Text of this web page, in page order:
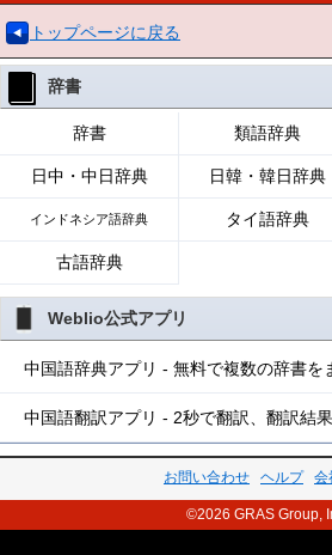
トップページに戻る
辞書
辞書 類語辞典
日中・中日辞典 日韓・韓日辞典
インドネシア語辞典 タイ語辞典
古語辞典
Weblio公式アプリ
中国語辞典アプリ - 無料で複数の辞書を
中国語翻訳アプリ - 2秒で翻訳、翻訳結
お問い合わせ ヘルプ 会
©2026 GRAS Group,